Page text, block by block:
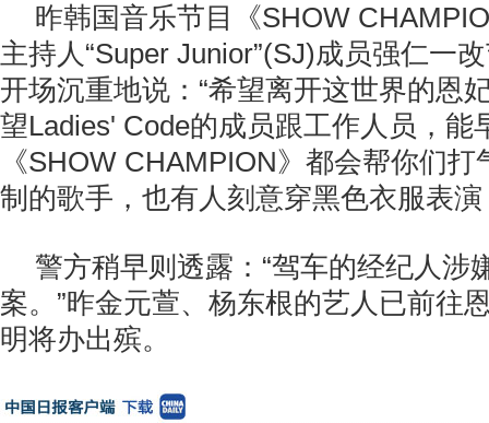
昨韩国音乐节目《SHOW
主持人“Super Junior”(SJ)成员强仁一
开场沉重地说：“希望离开这世界的恩
望Ladies' Code的成员跟工作人员，能
《SHOW CHAMPION》都会帮你们打
制的歌手，也有人刻意穿黑色衣服表
警方稍早则透露：“驾车的经纪人涉
案。”昨金元萱、杨东根的艺人已前往
明将办出殡。